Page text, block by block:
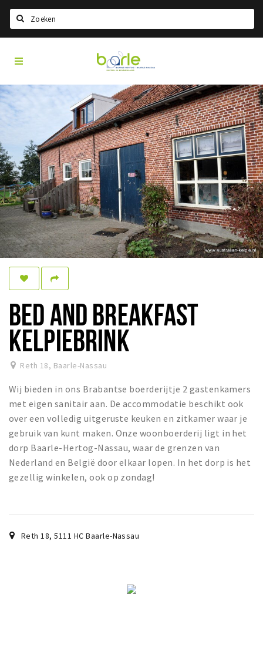
Home
A propos de Baarle
Histoire
Visit Baarle Shop
Bon d'achat Enclave
Événements
Manger
Boire
Dormir
Achats
Parking
Enclaves
Musée et théâtre
Activité
Piste cyclable
Marche et randonnées
Sign in
Visit
Baarle
BED AND BREAKFAST
KELPIEBRINK
Reth 18, Baarle-Nassau
Wij bieden in ons Brabantse boerderijtje 2 gastenkamers
met eigen sanitair aan. De accommodatie beschikt ook
over een volledig uitgeruste keuken en zitkamer waar je
gebruik van kunt maken. Onze woonboerderij ligt in het
dorp Baarle-Hertog-Nassau, waar de grenzen van
Nederland en België door elkaar lopen. In het dorp is het
gezellig winkelen, ook op zondag!
Reth 18,5111 HC Baarle-Nassau